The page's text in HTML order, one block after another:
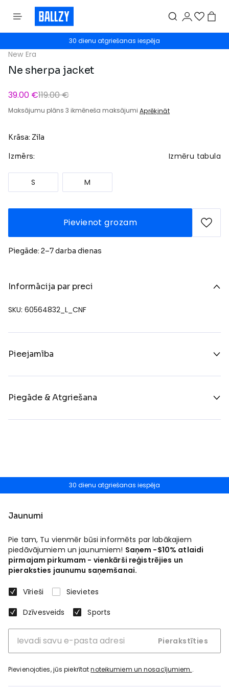
30 dienu atgriešanas iespēja
New Era
Ne sherpa jacket
39.00 €119.00 €
Maksājumu plāns 3 ikmēneša maksājumi Aprēķināt
Krāsa: Zila
Izmērs: Izmēru tabula
S M
Pievienot grozam
Piegāde: 2–7 darba dienas
Informācija par preci
SKU: 60564832_L_CNF
Pieejamība
Piegāde & Atgriešana
30 dienu atgriešanas iespēja
Jaunumi
Pie tam, Tu vienmēr būsi informēts par labākajiem
piedāvājumiem un jaunumiem! Saņem -$10% atlaidi
pirmajam pirkumam - vienkārši reģistrējies un
pieraksties jaunumu saņemšanai.
Vīrieši
Sievietes
Dzīvesveids
Sports
Pierakstīties
Pievienojoties, jūs piekrītatnoteikumiem un nosacījumiem..